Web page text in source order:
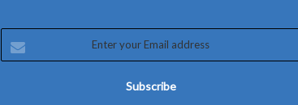
your